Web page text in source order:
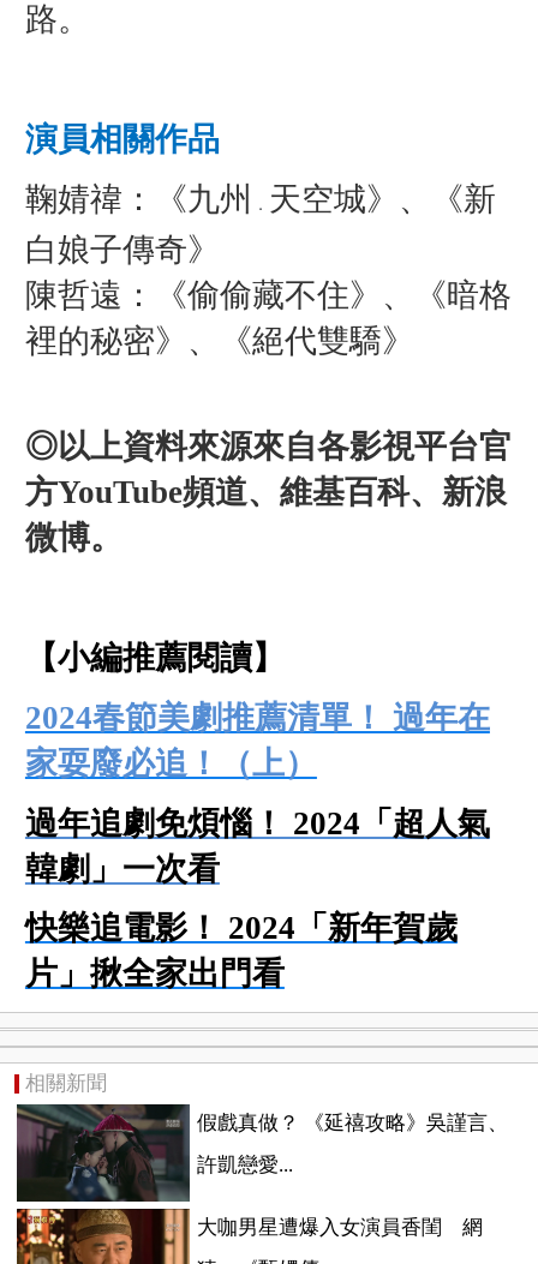
路。
演員相關作品
鞠婧禕：《九州
． 天空城》、《新
白娘子傳奇》
陳哲遠：《偷偷藏不住》、《暗格
裡的秘密》、《絕代雙驕》
◎以上資料來源來自各影視平台官
方YouTube頻道、維基百科、新浪
微博。
【小編推薦閱讀】
2024春節美劇推薦清單！ 過年在
家耍廢必追！（上）
過年追劇免煩惱！ 2024「超人氣
韓劇」一次看
快樂追電影！ 2024「新年賀歲
片」揪全家出門看
相關新聞
假戲真做？ 《延禧攻略》吳謹言、
許凱戀愛...
大咖男星遭爆入女演員香閨 網